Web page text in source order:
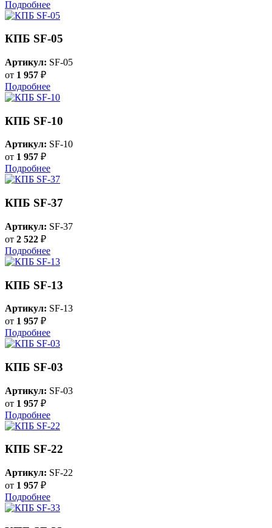
Подробнее
КПБ SF-05
Артикул: SF-05
от 1 957 ₽
Подробнее
КПБ SF-10
Артикул: SF-10
от 1 957 ₽
Подробнее
КПБ SF-37
Артикул: SF-37
от 2 522 ₽
Подробнее
КПБ SF-13
Артикул: SF-13
от 1 957 ₽
Подробнее
КПБ SF-03
Артикул: SF-03
от 1 957 ₽
Подробнее
КПБ SF-22
Артикул: SF-22
от 1 957 ₽
Подробнее